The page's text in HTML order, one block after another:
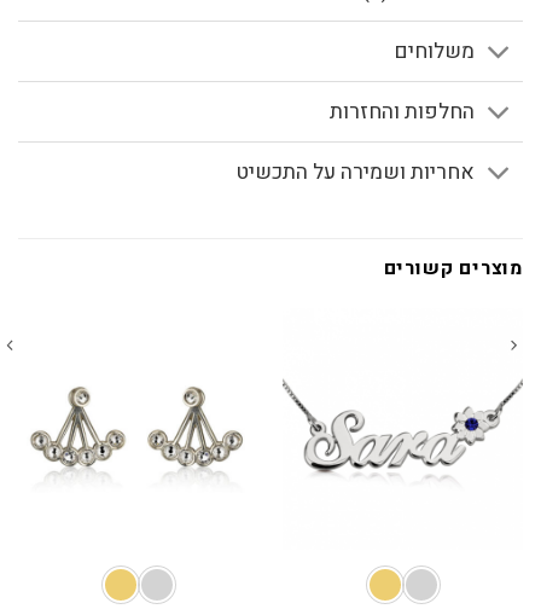
משלוחים
החלפות והחזרות
אחריות ושמירה על התכשיט
מוצרים קשורים